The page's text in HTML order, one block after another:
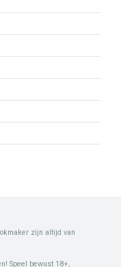
zijn altijd van
Speel bewust 18+,